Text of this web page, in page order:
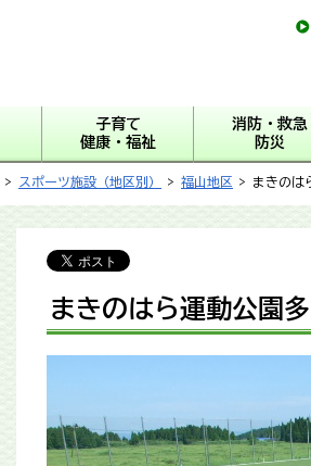
子育て
健康・福祉
消防・救急
防災
> スポーツ施設（地区別） > 福山地区 > まきのは
まきのはら運動公園